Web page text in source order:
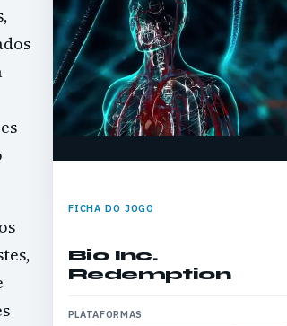
FICHA DO JOGO
Bio Inc.
Redemption
PLATAFORMAS